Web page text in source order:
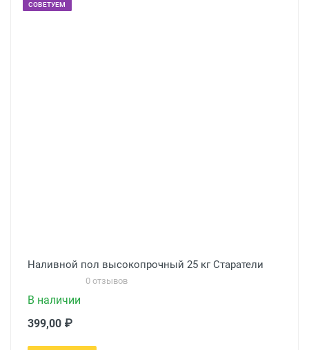
СОВЕТУЕМ
Наливной пол высокопрочный 25 кг Старатели
0 отзывов
В наличии
399,00 ₽